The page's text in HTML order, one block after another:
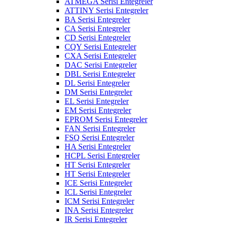
ATTINY Serisi Entegreler
BA Serisi Entegreler
CA Serisi Entegreler
CD Serisi Entegreler
CQY Serisi Entegreler
CXA Serisi Entegreler
DAC Serisi Entegreler
DBL Serisi Entegreler
DL Serisi Entegreler
DM Serisi Entegreler
EL Serisi Entegreler
EM Serisi Entegreler
EPROM Serisi Entegreler
FAN Serisi Entegreler
FSQ Serisi Entegreler
HA Serisi Entegreler
HCPL Serisi Entegreler
HT Serisi Entegreler
HT Serisi Entegreler
ICE Serisi Entegreler
ICL Serisi Entegreler
ICM Serisi Entegreler
INA Serisi Entegreler
IR Serisi Entegreler